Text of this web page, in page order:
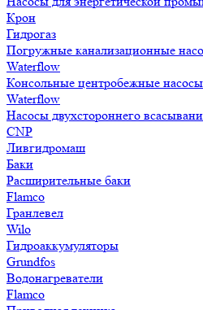
Крон
Гидрогаз
Погружные канализационные
Waterflow
Консольные центробежные насосы
Waterflow
Насосы двухстороннего
CNP
Ливгидромаш
Баки
Расширительные баки
Flamco
Гранлевел
Wilo
Гидроаккумуляторы
Grundfos
Водонагреватели
Flamco